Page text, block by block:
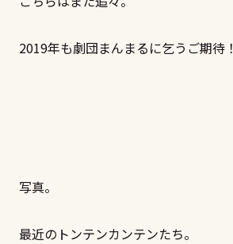
2019年も劇団まんまるに乞うご期待！
写真。
最近のトンテンカンテンたち。